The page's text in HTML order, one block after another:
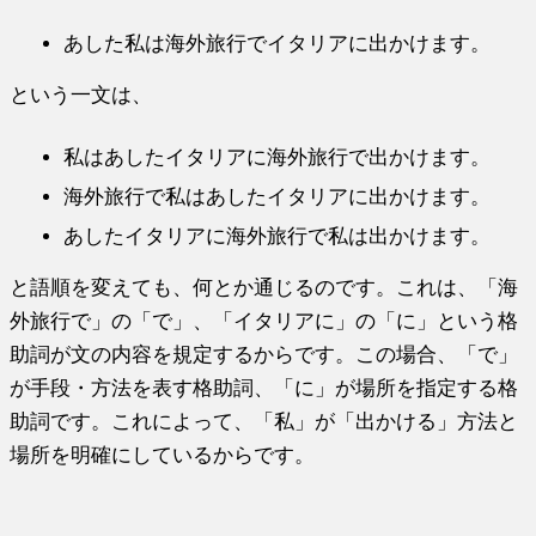
あした私は海外旅行でイタリアに出かけます。
という一文は、
私はあしたイタリアに海外旅行で出かけます。
海外旅行で私はあしたイタリアに出かけます。
あしたイタリアに海外旅行で私は出かけます。
と語順を変えても、何とか通じるのです。これは、「海
外旅行で」の「で」、「イタリアに」の「に」という格
助詞が文の内容を規定するからです。この場合、「で」
が手段・方法を表す格助詞、「に」が場所を指定する格
助詞です。これによって、「私」が「出かける」方法と
場所を明確にしているからです。